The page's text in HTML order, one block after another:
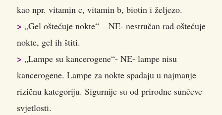
kao npr. vitamin c, vitamin b, biotin i željezo.
> „Gel oštećuje nokte“ – NE- nestručan rad oštećuje
nokte, gel ih štiti.
> „Lampe su kancerogene“- NE- lampe nisu
kancerogene. Lampe za nokte spadaju u najmanje
rizičnu kategoriju. Sigurnije su od prirodne sunčeve
svjetlosti.